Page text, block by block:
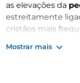
as elevações da
estreitamente
cristãos mais
Mostrar mais